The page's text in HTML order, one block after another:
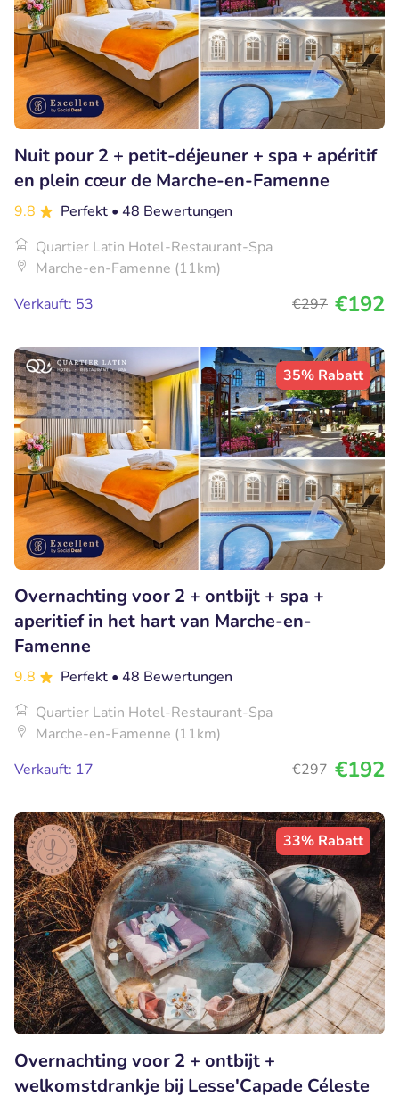
Nuit pour 2 + petit-déjeuner + spa + apéritif
en plein cœur de Marche-en-Famenne
9.8 Perfekt • 48 Bewertungen
Quartier Latin Hotel-Restaurant-Spa
Marche-en-Famenne (11km)
Verkauft: 53
€297 €192
35% Rabatt
Overnachting voor 2 + ontbijt + spa +
aperitief in het hart van Marche-en-
Famenne
9.8 Perfekt • 48 Bewertungen
Quartier Latin Hotel-Restaurant-Spa
Marche-en-Famenne (11km)
Verkauft: 17
€297 €192
33% Rabatt
Overnachting voor 2 + ontbijt +
welkomstdrankje bij Lesse'Capade Céleste